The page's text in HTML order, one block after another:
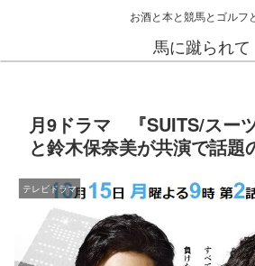
お酒と本と競馬とゴルフ
馬に蹴られて
月9ドラマ 『SUITS/スー
と鈴木保奈美が共演で話題
テレビドラマ